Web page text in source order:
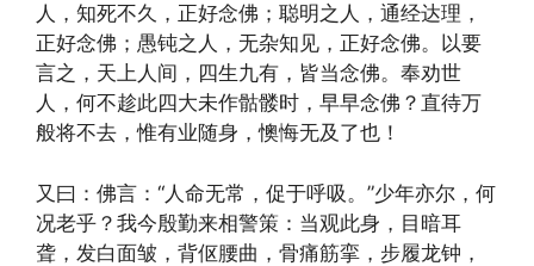
人，知死不久，正好念佛；聪明之人，通经达理，
正好念佛；愚钝之人，无杂知见，正好念佛。以要
言之，天上人间，四生九有，皆当念佛。奉劝世
人，何不趁此四大未作骷髅时，早早念佛？直待万
般将不去，惟有业随身，懊悔无及了也！
又曰：佛言：“人命无常，促于呼吸。”少年亦尔，何
况老乎？我今殷勤来相警策：当观此身，目暗耳
聋，发白面皱，背伛腰曲，骨痛筋挛，步履龙钟，